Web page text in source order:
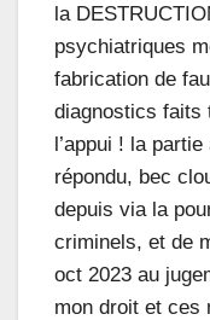
la
psychiatriques
fabrication de
diagnostics faits
l’appui ! la
répondu, bec
depuis via la
criminels, et de
oct 2023 au
mon droit et ces